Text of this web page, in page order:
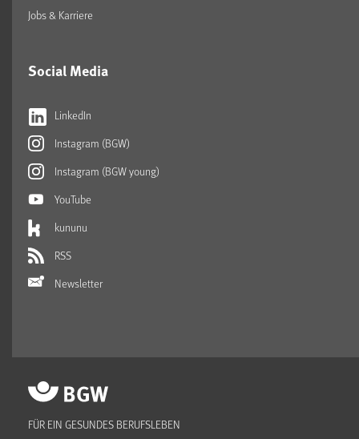
Jobs & Karriere
Social Media
LinkedIn
Instagram (BGW)
Instagram (BGW young)
YouTube
kununu
RSS
Newsletter
FÜR EIN GESUNDES BERUFSLEBEN